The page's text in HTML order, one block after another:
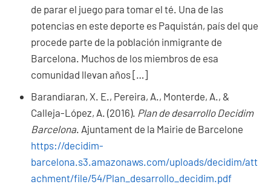
de parar el juego para tomar el té. Una de las
potencias en este deporte es Paquistán, país del que
procede parte de la población inmigrante de
Barcelona. Muchos de los miembros de esa
comunidad llevan años […]
Barandiaran, X. E., Pereira, A., Monterde, A., &
Calleja-López, A. (2016). Plan de desarrollo Decidim
Barcelona . Ajuntament de la Mairie de Barcelone
https://decidim-
barcelona.s3.amazonaws.com/uploads/decidim/att
achment/file/54/Plan_desarrollo_decidim.pdf